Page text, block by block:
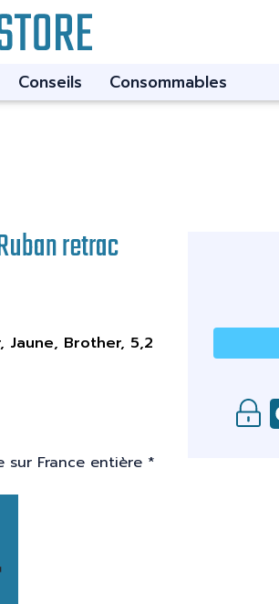
Conseils Consommables
retrac
Jaune, Brother, 5,2
sur France entière *